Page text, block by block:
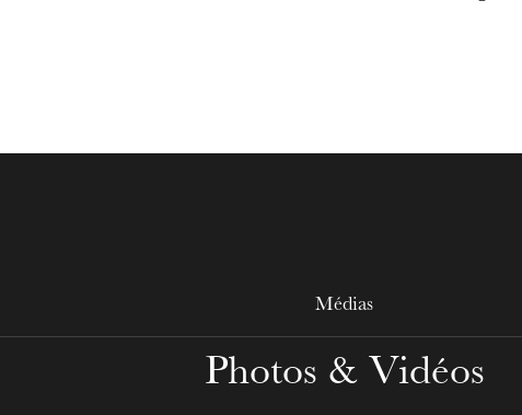
Médias
Photos & Vidéos